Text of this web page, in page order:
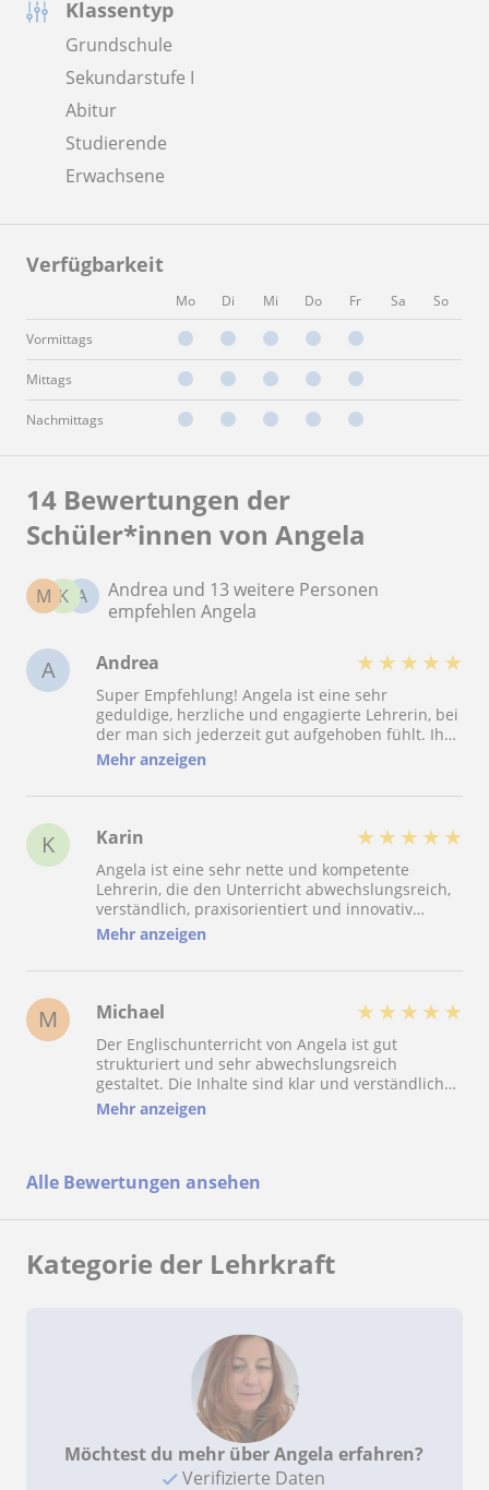
Klassentyp
Grundschule
Sekundarstufe I
Abitur
Studierende
Erwachsene
Verfügbarkeit
Mo Di Mi Do Fr Sa So
Vormittags
Mittags
Nachmittags
14 Bewertungen der
Schüler*innen von Angela
A
K
M
Andrea und 13 weitere Personen
empfehlen Angela
A Andrea ★ ★ ★ ★ ★
Super Empfehlung! Angela ist eine sehr
geduldige, herzliche und engagierte Lehrerin, bei
der man sich jederzeit gut aufgehoben fühlt. Ihr
Unterricht ist abwechslungsreich, lebendig und
nie langweilig. Sie bringt immer wieder neue
Impulse, interessante Themen und frische Ideen
Besonders schätze ich ihre ruhige und sehr
angenehme Art. Bei Angela fühlt sich keine Frage
unangenehm oder falsch an. Sie erklärt
verständlich, ermutigt und gibt einem das
Vertrauen, sich auszuprobieren und sicherer im
Englischen zu werden.Ich habe den Unterricht
bei ihr immer als motivierend und bereichernd
erlebt und kann sie aus vollem Herzen
Mehr anzeigen
K Karin ★ ★ ★ ★ ★
Angela ist eine sehr nette und kompetente
Lehrerin, die den Unterricht abwechslungsreich,
verständlich, praxisorientiert und innovativ
gestaltet. Sie geht auf mich ein, hat immer ein
offenes Ohr für Fragen und erkundigt sich
regelmäßig, ob für anstehende Arbeiten oder
behandelt werden sollten. Dadurch fühlt man
sich gut unterstützt und optimal vorbereitet.
Durch ihre unterstützende und wertschätzende
Art schafft sie eine angenehme Atmosphäre und
motiviert einem, sein Bestes zu geben.
Mehr anzeigen
M Michael ★ ★ ★ ★ ★
Der Englischunterricht von Angela ist gut
strukturiert und sehr abwechslungsreich
gestaltet. Die Inhalte sind klar und verständlich
und Angela geht auf Fragen sowie auf
individuelle Bedürfnisse ein. Die Lernatmosphäre
hervorzuheben ist das Engagement und die
Business als auch fürs Private zu vermitteln.
Mehr anzeigen
Alle Bewertungen ansehen
Kategorie der Lehrkraft
Möchtest du mehr über Angela erfahren?
Verifizierte Daten